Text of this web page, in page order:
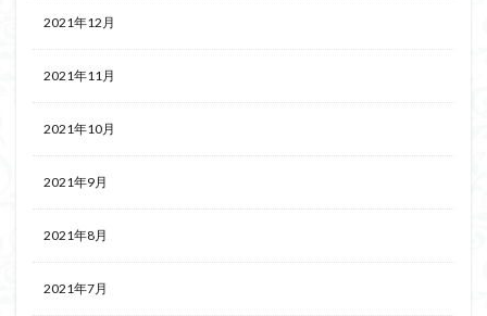
2021年12月
2021年11月
2021年10月
2021年9月
2021年8月
2021年7月